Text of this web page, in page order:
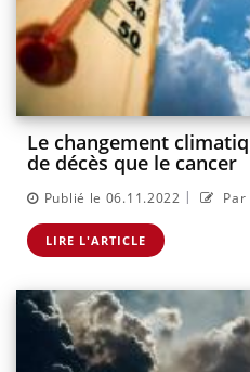
Le changement
de décès que le cancer
Publié le 06.11.2022 |
LIRE L'ARTICLE